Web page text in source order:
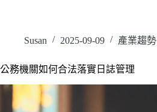
Susan 2025-09-09 產業趨勢
公務機關如何合法落實日誌管理